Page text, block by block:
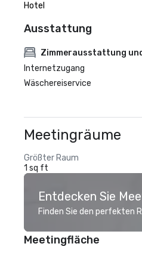
Hotel
Ausstattung
Zimmerausstattung
Internetzugang
Wäschereiservice
Meetingräume
Größter Raum
1 sq ft
Entdecken Sie
Finden Sie den perfekten
Meetingfläche